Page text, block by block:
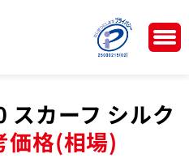
スカーフ シルク
価格(相場)